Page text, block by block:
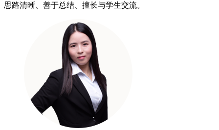
思路清晰、善于总结、擅长与学生交流。